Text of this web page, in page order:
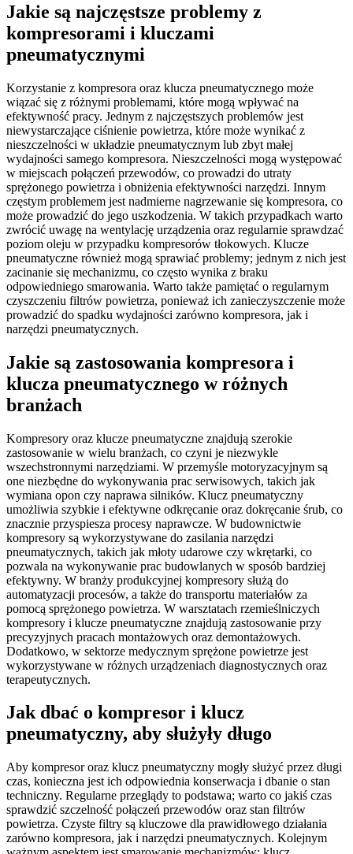
Jakie są najczęstsze problemy z
kompresorami i kluczami
pneumatycznymi
Korzystanie z kompresora oraz klucza pneumatycznego może
wiązać się z różnymi problemami, które mogą wpływać na
efektywność pracy. Jednym z najczęstszych problemów jest
niewystarczające ciśnienie powietrza, które może wynikać z
nieszczelności w układzie pneumatycznym lub zbyt małej
wydajności samego kompresora. Nieszczelności mogą występować
w miejscach połączeń przewodów, co prowadzi do utraty
sprężonego powietrza i obniżenia efektywności narzędzi. Innym
częstym problemem jest nadmierne nagrzewanie się kompresora, co
może prowadzić do jego uszkodzenia. W takich przypadkach warto
zwrócić uwagę na wentylację urządzenia oraz regularnie sprawdzać
poziom oleju w przypadku kompresorów tłokowych. Klucze
pneumatyczne również mogą sprawiać problemy; jednym z nich jest
zacinanie się mechanizmu, co często wynika z braku
odpowiedniego smarowania. Warto także pamiętać o regularnym
czyszczeniu filtrów powietrza, ponieważ ich zanieczyszczenie może
prowadzić do spadku wydajności zarówno kompresora, jak i
narzędzi pneumatycznych.
Jakie są zastosowania kompresora i
klucza pneumatycznego w różnych
branżach
Kompresory oraz klucze pneumatyczne znajdują szerokie
zastosowanie w wielu branżach, co czyni je niezwykle
wszechstronnymi narzędziami. W przemyśle motoryzacyjnym są
one niezbędne do wykonywania prac serwisowych, takich jak
wymiana opon czy naprawa silników. Klucz pneumatyczny
umożliwia szybkie i efektywne odkręcanie oraz dokręcanie śrub, co
znacznie przyspiesza procesy naprawcze. W budownictwie
kompresory są wykorzystywane do zasilania narzędzi
pneumatycznych, takich jak młoty udarowe czy wkrętarki, co
pozwala na wykonywanie prac budowlanych w sposób bardziej
efektywny. W branży produkcyjnej kompresory służą do
automatyzacji procesów, a także do transportu materiałów za
pomocą sprężonego powietrza. W warsztatach rzemieślniczych
kompresory i klucze pneumatyczne znajdują zastosowanie przy
precyzyjnych pracach montażowych oraz demontażowych.
Dodatkowo, w sektorze medycznym sprężone powietrze jest
wykorzystywane w różnych urządzeniach diagnostycznych oraz
terapeutycznych.
Jak dbać o kompresor i klucz
pneumatyczny, aby służyły długo
Aby kompresor oraz klucz pneumatyczny mogły służyć przez długi
czas, konieczna jest ich odpowiednia konserwacja i dbanie o stan
techniczny. Regularne przeglądy to podstawa; warto co jakiś czas
sprawdzić szczelność połączeń przewodów oraz stan filtrów
powietrza. Czyste filtry są kluczowe dla prawidłowego działania
zarówno kompresora, jak i narzędzi pneumatycznych. Kolejnym